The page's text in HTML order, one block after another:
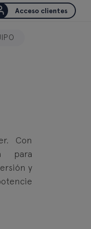
Acceso clientes
Con
para
y